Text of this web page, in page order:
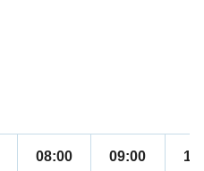
08:00 09:00